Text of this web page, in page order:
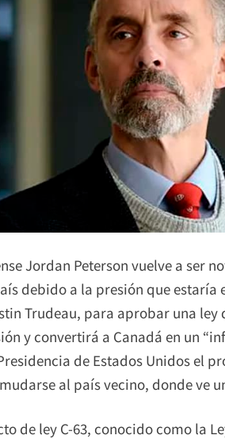
Jordan Peterson vuelve a ser
debido a la presión que estaría
Trudeau, para aprobar una ley
y convertirá a Canadá en un
de Estados Unidos el
al país vecino, donde ve
de ley C-63, conocido como la